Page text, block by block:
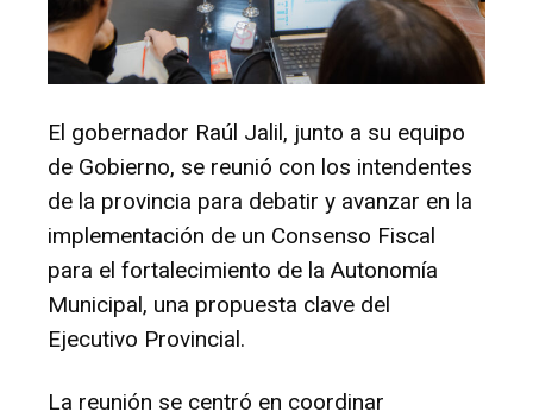
El gobernador Raúl Jalil, junto a su equipo
de Gobierno, se reunió con los intendentes
de la provincia para debatir y avanzar en la
implementación de un Consenso Fiscal
para el fortalecimiento de la Autonomía
Municipal, una propuesta clave del
Ejecutivo Provincial.
La reunión se centró en coordinar